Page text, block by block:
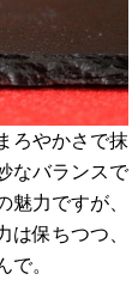
ろやかさで抹
なバランスで
力ですが、
保ちつつ、
で。